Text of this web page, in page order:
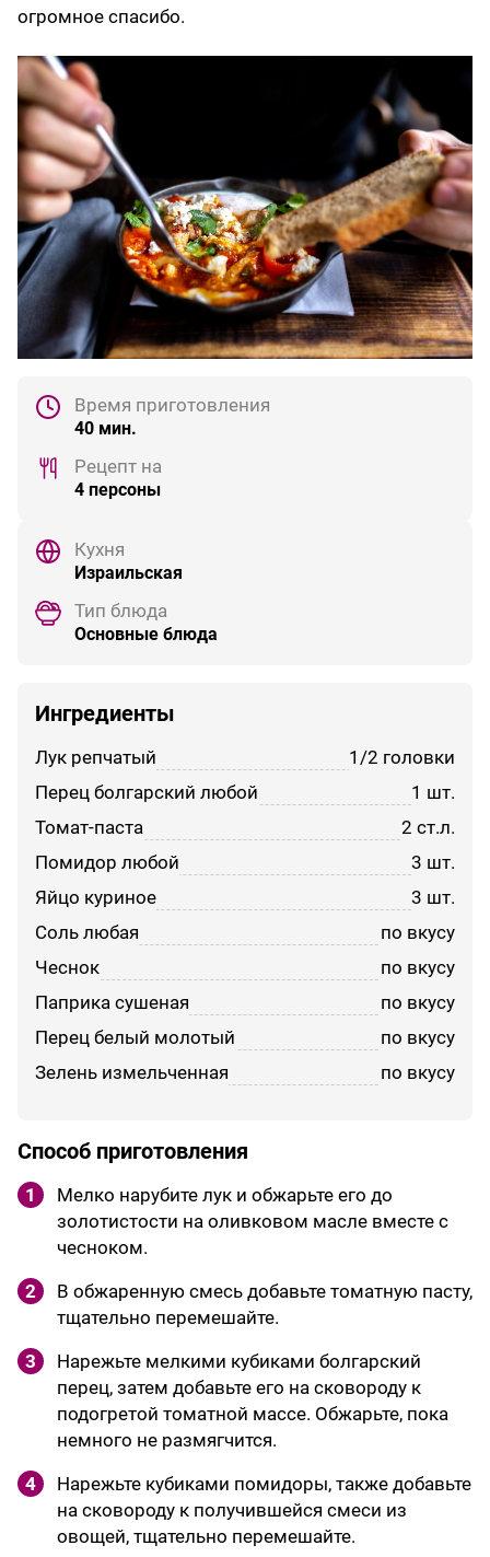
огромное спасибо.
Время приготовления
40 мин.
Рецепт на
4 персоны
Кухня
Израильская
Тип блюда
Основные блюда
Ингредиенты
лук репчатый
1/2 головки
перец болгарский любой
1 шт.
томат-паста
2 ст.л.
помидор любой
3 шт.
яйцо куриное
3 шт.
соль любая
по вкусу
чеснок
по вкусу
паприка сушеная
по вкусу
перец белый молотый
по вкусу
зелень измельченная
по вкусу
Способ приготовления
1
Мелко нарубите лук и обжарьте его до
золотистости на оливковом масле вместе с
чесноком.
2
В обжаренную смесь добавьте томатную пасту,
тщательно перемешайте.
3
Нарежьте мелкими кубиками болгарский
перец, затем добавьте его на сковороду к
подогретой томатной массе. Обжарьте, пока
немного не размягчится.
4
Нарежьте кубиками помидоры, также добавьте
на сковороду к получившейся смеси из
овощей, тщательно перемешайте.